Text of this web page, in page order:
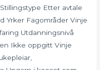
Etter avtale
Yrker Fagområder Vinje
Utdanningsnivå
Ikke oppgitt Vinje